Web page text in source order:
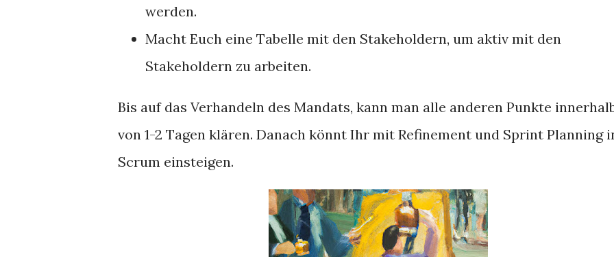
werden.
Macht Euch eine Tabelle mit den Stakeholdern, um aktiv mit den
Stakeholdern zu arbeiten.
Bis auf das Verhandeln des Mandats, kann man alle anderen Punkte
von 1-2 Tagen klären. Danach könnt Ihr mit Refinement und Sprint Planning
Scrum einsteigen.